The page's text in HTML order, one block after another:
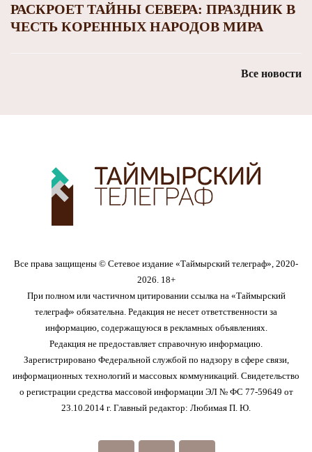
РАСКРОЕТ ТАЙНЫ СЕВЕРА: ПРАЗДНИК В
ЧЕСТЬ КОРЕННЫХ НАРОДОВ МИРА
Все новости
Все права защищены © Сетевое издание «Таймырский телеграф», 2020-
2026. 18+
При полном или частичном цитировании ссылка на «Таймырский
телеграф» обязательна. Редакция не несет ответственности за
информацию, содержащуюся в рекламных объявлениях.
Редакция не предоставляет справочную информацию.
Зарегистрировано Федеральной службой по надзору в сфере связи,
информационных технологий и массовых коммуникаций. Свидетельство
о регистрации средства массовой информации ЭЛ № ФС 77-59649 от
23.10.2014 г. Главный редактор: Любимая П. Ю.